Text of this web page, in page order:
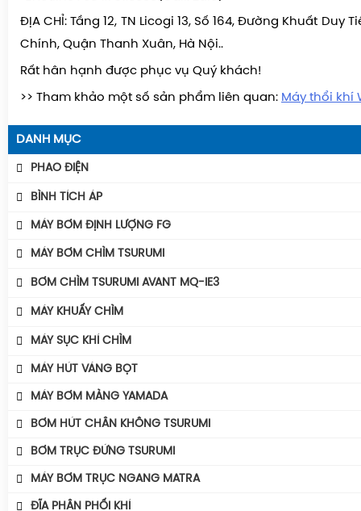
ĐỊA CHỈ: Tầng 12, TN Licogi 13, Số 164, Đường Khuất Duy
Chính, Quận Thanh Xuân, Hà Nội..
Rất hân hạnh được phục vụ Quý khách!
>> Tham khảo một số sản phẩm liên quan: Máy thổi khí
DANH MỤC
PHAO ĐIỆN
Phao Báo Mức
Phao Điện Tecno- Italy
BÌNH TÍCH ÁP
Bình Tích Áp Aquafill
Bình Tích Áp VAREM
BÌNH GIÃN NỞ AQUAFILL
MÁY BƠM ĐỊNH LƯỢNG FG
MÁY BƠM CHÌM TSURUMI
MÁY BƠM TSURUMI UNIVERSE
MÁY BƠM TSURUMI AVANT
BƠM CHÌM TSURUMI AVANT MQ-IE3
Máy Bơm Tsurumi Avant MQU
Máy Bơm Tsurumi Avant MQC
Máy Bơm Tsurumi Avant MQS
Máy Bơm Tsurumi Avant MQG
Phụ Kiện Bơm Tsurumi
MÁY KHUẤY CHÌM
MÁY KHUẤY CHÌM TSURUMI ĐỘNG CƠ AVANT IE3
Máy Khuấy Chìm Tsurumi
MÁY SỤC KHÍ CHÌM
Máy Sục Khí Chìm Tsurumi Ber
Máy Sục Khí Chìm Tsurumi TRN
MÁY HÚT VÁNG BỌT
MÁY BƠM MÀNG YAMADA
BƠM HÚT CHÂN KHÔNG TSURUMI
BƠM TRỤC ĐỨNG TSURUMI
MÁY BƠM TRỤC NGANG MATRA
ĐĨA PHÂN PHỐI KHÍ